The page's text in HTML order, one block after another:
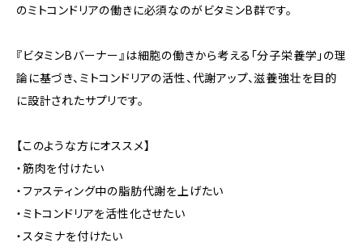
のミトコンドリアの働きに必須なのがビタミンB群です。
『ビタミンBバーナー』は細胞の働きから考える「分子栄養学」の理
論に基づき、ミトコンドリアの活性、代謝アップ、滋養強壮を目的
に設計されたサプリです。
【このような方にオススメ】
・筋肉を付けたい
・ファスティング中の脂肪代謝を上げたい
・ミトコンドリアを活性化させたい
・スタミナを付けたい